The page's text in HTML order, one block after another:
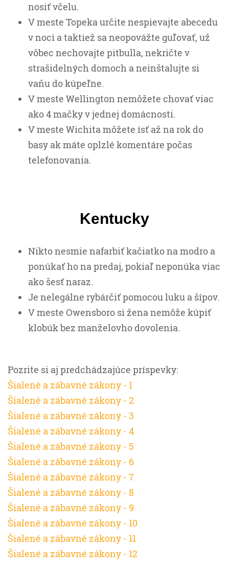
nosiť včelu.
V meste Topeka určite nespievajte abecedu
v noci a taktiež sa neopovážte guľovať, už
vôbec nechovajte pitbulla, nekričte v
strašidelných domoch a neinštalujte si
vaňu do kúpeľne.
V meste Wellington nemôžete chovať viac
ako 4 mačky v jednej domácnosti.
V meste Wichita môžete ísť až na rok do
basy ak máte oplzlé komentáre počas
telefonovania.
Kentucky
Nikto nesmie nafarbiť kačiatko na modro a
ponúkať ho na predaj, pokiaľ neponúka viac
ako šesť naraz.
Je nelegálne rybárčiť pomocou luku a šípov.
V meste Owensboro si žena nemôže kúpiť
klobúk bez manželovho dovolenia.
Pozrite si aj predchádzajúce príspevky:
Šialené a zábavné zákony - 1
Šialené a zábavné zákony - 2
Šialené a zábavné zákony - 3
Šialené a zábavné zákony - 4
Šialené a zábavné zákony - 5
Šialené a zábavné zákony - 6
Šialené a zábavné zákony - 7
Šialené a zábavné zákony - 8
Šialené a zábavné zákony - 9
Šialené a zábavné zákony - 10
Šialené a zábavné zákony - 11
Šialené a zábavné zákony - 12